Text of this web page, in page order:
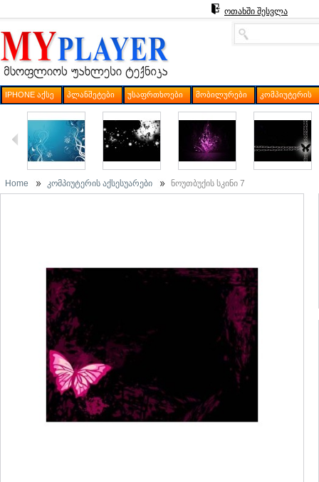
ოთახში შესვლა
IPHONE ᲐᲥᲡᲔ ᲞᲚᲐᲜᲨᲔᲢᲔᲑᲘ ᲣᲡᲐᲤᲠᲗᲮᲝᲔᲑᲘ ᲛᲝᲑᲘᲚᲣᲠᲔᲑᲘ ᲙᲝᲛᲞᲘᲣᲢᲔᲠᲘᲡ
Home კომპიუტერის აქსესუარები ნოუთბუქის სკინი 7